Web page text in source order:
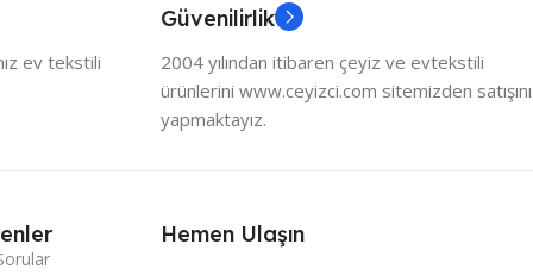
ev tekstili
Güvenilirlik
2004 yılından itibaren çeyiz ve evtekstili
ürünlerini www.ceyizci.com sitemizden satışını
yapmaktayız.
Hemen Ulaşın